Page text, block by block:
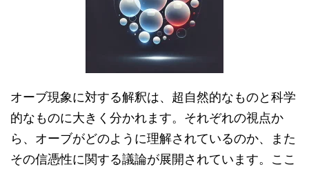
オーブ現象に対する解釈は、超自然的なものと科学
的なものに大きく分かれます。それぞれの視点か
ら、オーブがどのように理解されているのか、また
その信憑性に関する議論が展開されています。ここ